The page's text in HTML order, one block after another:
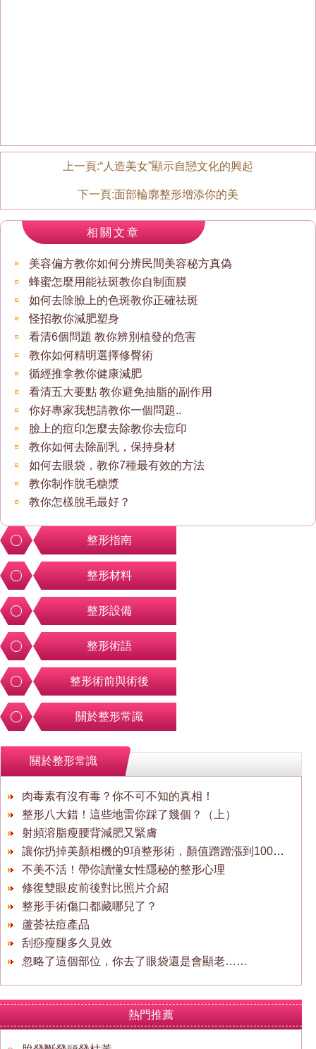
上一頁:“人造美女”顯示自戀文化的興起
下一頁:面部輪廓整形增添你的美
相關文章
美容偏方教你如何分辨民間美容秘方真偽
蜂蜜怎麼用能祛斑教你自制面膜
如何去除臉上的色斑教你正確祛斑
怪招教你減肥塑身
看清6個問題 教你辨別植發的危害
教你如何精明選擇修臀術
循經推拿教你健康減肥
看清五大要點 教你避免抽脂的副作用
你好專家我想請教你一個問題..
臉上的痘印怎麼去除教你去痘印
教你如何去除副乳，保持身材
如何去眼袋，教你7種最有效的方法
教你制作脫毛糖漿
教你怎樣脫毛最好？
整形指南
整形材料
整形設備
整形術語
整形術前與術後
關於整形常識
關於整形常識
肉毒素有沒有毒？你不可不知的真相！
整形八大錯！這些地雷你踩了幾個？（上）
射頻溶脂瘦腰背減肥又緊膚
讓你扔掉美顏相機的9項整形術，顏值蹭蹭漲到100分！
不美不活！帶你讀懂女性隱秘的整形心理
修復雙眼皮前後對比照片介紹
整形手術傷口都藏哪兒了？
蘆荟祛痘產品
刮痧瘦腿多久見效
忽略了這個部位，你去了眼袋還是會顯老……
熱門推薦